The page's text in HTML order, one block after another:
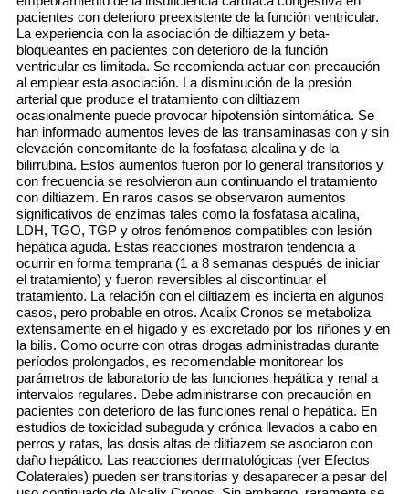
pacientes con deterioro preexistente de la función ventricular.
La experiencia con la asociación de diltiazem y beta-
bloqueantes en pacientes con deterioro de la función
ventricular es limitada. Se recomienda actuar con precaución
al emplear esta asociación. La disminución de la presión
arterial que produce el tratamiento con diltiazem
ocasionalmente puede provocar hipotensión sintomática. Se
han informado aumentos leves de las transaminasas con y sin
elevación concomitante de la fosfatasa alcalina y de la
bilirrubina. Estos aumentos fueron por lo general transitorios y
con frecuencia se resolvieron aun continuando el tratamiento
con diltiazem. En raros casos se observaron aumentos
significativos de enzimas tales como la fosfatasa alcalina,
LDH, TGO, TGP y otros fenómenos compatibles con lesión
hepática aguda. Estas reacciones mostraron tendencia a
ocurrir en forma temprana (1 a 8 semanas después de iniciar
el tratamiento) y fueron reversibles al discontinuar el
tratamiento. La relación con el diltiazem es incierta en algunos
casos, pero probable en otros. Acalix Cronos se metaboliza
extensamente en el hígado y es excretado por los riñones y en
la bilis. Como ocurre con otras drogas administradas durante
períodos prolongados, es recomendable monitorear los
parámetros de laboratorio de las funciones hepática y renal a
intervalos regulares. Debe administrarse con precaución en
pacientes con deterioro de las funciones renal o hepática. En
estudios de toxicidad subaguda y crónica llevados a cabo en
perros y ratas, las dosis altas de diltiazem se asociaron con
daño hepático. Las reacciones dermatológicas (ver Efectos
Colaterales) pueden ser transitorias y desaparecer a pesar del